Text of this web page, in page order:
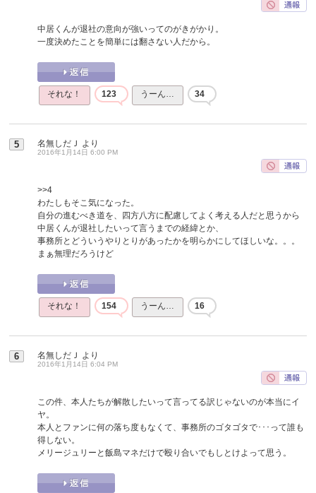
中居くんが退社の意向が強いってのがきがかり。
一度決めたことを簡単には翻さない人だから。
それな！ 123 うーん… 34
5 名無しだＪ より
2016年1月14日 6:00 PM
>>4
わたしもそこ気になった。
自分の進むべき道を、四方八方に配慮してよく考える人だと思うから
中居くんが退社したいって言うまでの経緯とか、
事務所とどういうやりとりがあったかを明らかにしてほしいな。。。
まぁ無理だろうけど
それな！ 154 うーん… 16
6 名無しだＪ より
2016年1月14日 6:04 PM
この件、本人たちが解散したいって言ってる訳じゃないのが本当にイ
ヤ。
本人とファンに何の落ち度もなくて、事務所のゴタゴタで･･･って誰も
得しない。
メリージュリーと飯島マネだけで殴り合いでもしとけよって思う。